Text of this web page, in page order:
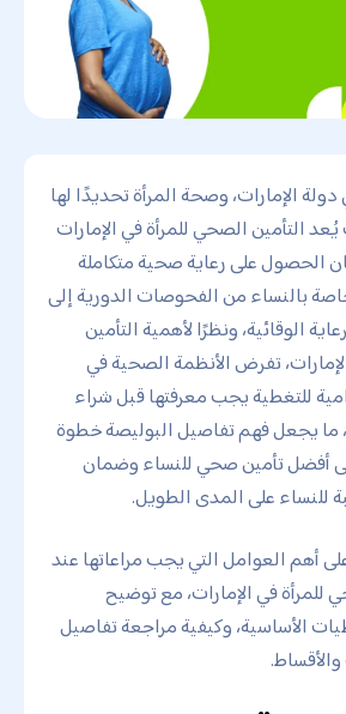
الإمارات، وصحة المرأة تحديدًا لها
التأمين الصحي للمرأة في الإمارات
الحصول على رعاية صحية متكاملة
بالنساء من الفحوصات الدورية إلى
الوقائية، ونظرًا لأهمية التأمين
تفرض الأنظمة الصحية في
للتغطية يجب معرفتها قبل شراء
ما يجعل فهم تفاصيل البوليصة خطوة
أفضل تأمين صحي للنساء وضمان
للنساء على المدى الطويل.
أهم العوامل التي يجب مراعاتها عند
للمرأة في الإمارات، مع توضيح
الأساسية، وكيفية مراجعة تفاصيل